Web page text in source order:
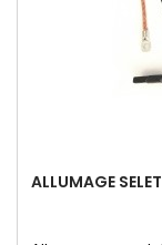
ALLUMAGE